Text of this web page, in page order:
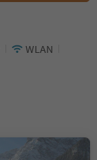
WLAN